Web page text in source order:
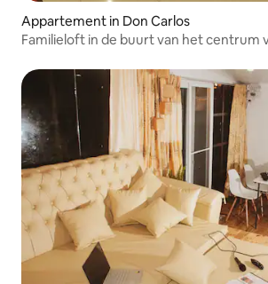
Appartement in Don Carlos
Familieloft in de buurt van het centrum